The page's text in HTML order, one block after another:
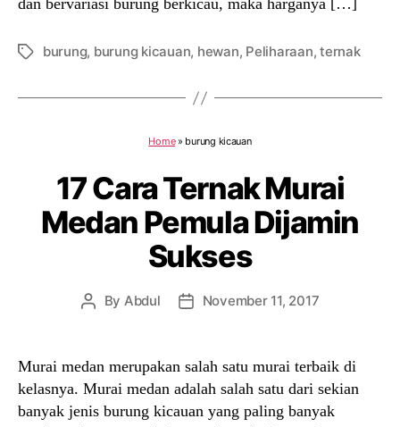
dan bervariasi burung berkicau, maka harganya […]
Tagsburung, burung kicauan, hewan, Peliharaan,ternak
Home» burung kicauan
17 Cara Ternak Murai
Medan Pemula Dijamin
Sukses
Post
By Abdul
PostNovember 11, 2017
Murai medan merupakan salah satu murai terbaik di
kelasnya. Murai medan adalah salah satu dari sekian
banyak jenis burung kicauan yang paling banyak